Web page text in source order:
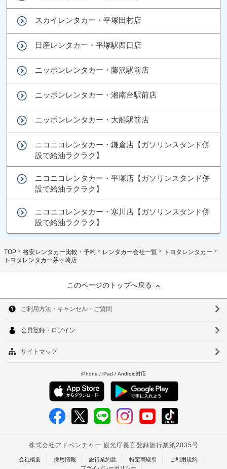
スカイレンタカー・平塚田村店
日産レンタカー・平塚駅西口店
ニッポンレンタカー・藤沢駅前店
ニッポンレンタカー・湘南台駅前店
ニッポンレンタカー・大船駅前店
ニコニコレンタカー・鎌倉店【ガソリンスタンド併
設で給油ラクラク】
ニコニコレンタカー・平塚店【ガソリンスタンド併
設で給油ラクラク】
ニコニコレンタカー・寒川店【ガソリンスタンド併
設で給油ラクラク】
TOP 格安レンタカー比較・予約 レンタカー会社一覧
トヨタレンタカー
トヨタレンタカー茅ヶ崎店
このページのトップへ戻る